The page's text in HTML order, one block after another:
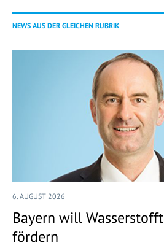
NEWS AUS DER GLEICHEN RUBRIK
6. AUGUST 2026
Bayern will
fördern